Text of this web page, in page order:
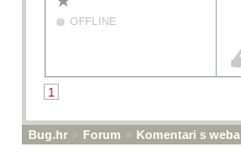
OFFLINE
1
Bug.hr » Forum » Komentari s weba